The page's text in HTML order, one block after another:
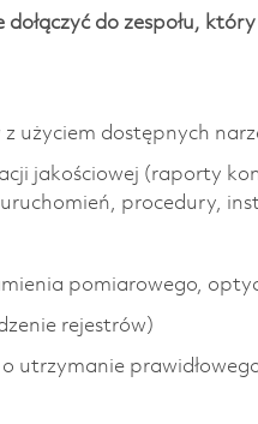
do zespołu,
użyciem dostępnych
jakościowej (raporty
procedury,
pomiarowego,
rejestrów)
utrzymanie